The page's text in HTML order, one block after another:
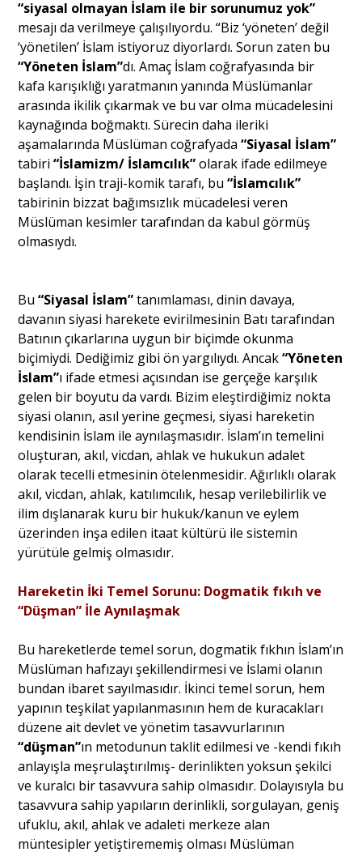
“siyasal olmayan İslam ile bir sorunumuz yok”
mesajı da verilmeye çalışılıyordu. “Biz ‘yöneten’ değil
‘yönetilen’ İslam istiyoruz diyorlardı. Sorun zaten bu
“Yöneten İslam”dı. Amaç İslam coğrafyasında bir
kafa karışıklığı yaratmanın yanında Müslümanlar
arasında ikilik çıkarmak ve bu var olma mücadelesini
kaynağında boğmaktı. Sürecin daha ileriki
aşamalarında Müslüman coğrafyada“Siyasal İslam”
tabiri“İslamizm/ İslamcılık”olarak ifade edilmeye
başlandı. İşin traji-komik tarafı, bu“İslamcılık”
tabirinin bizzat bağımsızlık mücadelesi veren
Müslüman kesimler tarafından da kabul görmüş
olmasıydı.
Bu“Siyasal İslam”tanımlaması, dinin davaya,
davanın siyasi harekete evirilmesinin Batı tarafından
Batının çıkarlarına uygun bir biçimde okunma
biçimiydi. Dediğimiz gibi ön yargılıydı. Ancak“Yöneten
İslam”ı ifade etmesi açısından ise gerçeğe karşılık
gelen bir boyutu da vardı. Bizim eleştirdiğimiz nokta
siyasi olanın, asıl yerine geçmesi, siyasi hareketin
kendisinin İslam ile aynılaşmasıdır. İslam’ın temelini
oluşturan, akıl, vicdan, ahlak ve hukukun adalet
olarak tecelli etmesinin ötelenmesidir. Ağırlıklı olarak
akıl, vicdan, ahlak, katılımcılık, hesap verilebilirlik ve
ilim dışlanarak kuru bir hukuk/kanun ve eylem
üzerinden inşa edilen itaat kültürü ile sistemin
yürütüle gelmiş olmasıdır.
Hareketin İki Temel Sorunu: Dogmatik fıkıh ve
“Düşman” İle Aynılaşmak
Bu hareketlerde temel sorun, dogmatik fıkhın İslam’ın
Müslüman hafızayı şekillendirmesi ve İslami olanın
bundan ibaret sayılmasıdır. İkinci temel sorun, hem
yapının teşkilat yapılanmasının hem de kuracakları
düzene ait devlet ve yönetim tasavvurlarının
“düşman”ın metodunun taklit edilmesi ve -kendi fıkıh
anlayışla meşrulaştırılmış- derinlikten yoksun şekilci
ve kuralcı bir tasavvura sahip olmasıdır. Dolayısıyla bu
tasavvura sahip yapıların derinlikli, sorgulayan, geniş
ufuklu, akıl, ahlak ve adaleti merkeze alan
müntesipler yetiştirememiş olması Müslüman